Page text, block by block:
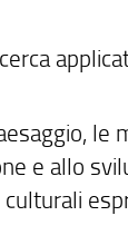
le
e allo